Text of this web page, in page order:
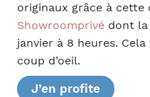
originaux grâce à cette
Showroomprivédont la
janvier à 8 heures.
coup d’oeil.
J’en profite